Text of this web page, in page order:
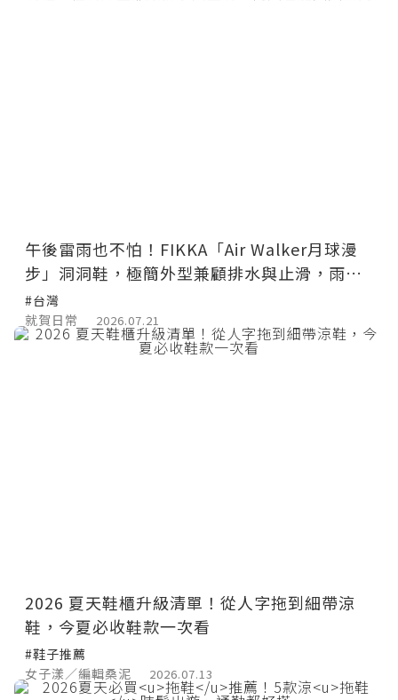
午後雷雨也不怕！FIKKA「Air Walker月球漫
步」洞洞鞋，極簡外型兼顧排水與止滑，雨天
也能美美出門
#台灣
就賀日常
2026.07.21
2026 夏天鞋櫃升級清單！從人字拖到細帶涼
鞋，今夏必收鞋款一次看
#鞋子推薦
女子漾／編輯桑泥
2026.07.13